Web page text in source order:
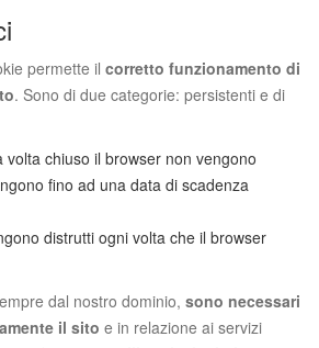
permette il corretto funzionamento di
. Sono di due categorie: persistenti e di
volta chiuso il browser non vengono
fino ad una data di scadenza
distrutti ogni volta che il browser
dal nostro dominio, sono necessari
il sito e in relazione ai servizi